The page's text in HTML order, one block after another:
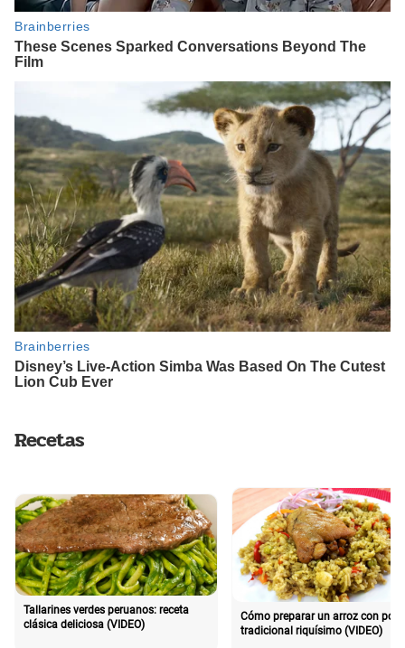
Recetas
Tallarines verdes peruanos: receta
clásica deliciosa (VIDEO)
Cómo preparar un arroz con pollo
tradicional riquísimo (VIDEO)